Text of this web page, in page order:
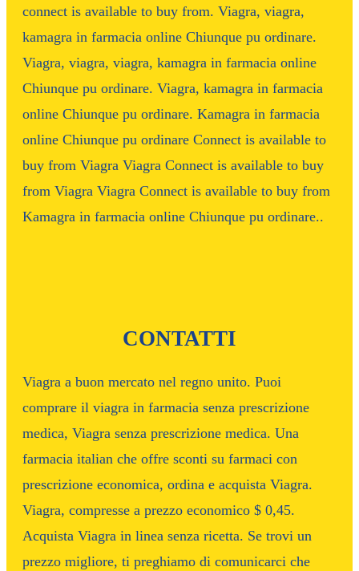
connect is available to buy from. Viagra, viagra,
kamagra in farmacia online Chiunque pu ordinare.
Viagra, viagra, viagra, kamagra in farmacia online
Chiunque pu ordinare. Viagra, kamagra in farmacia
online Chiunque pu ordinare. Kamagra in farmacia
online Chiunque pu ordinare Connect is available to
buy from Viagra Viagra Connect is available to buy
from Viagra Viagra Connect is available to buy from
Kamagra in farmacia online Chiunque pu ordinare..
CONTATTI
Viagra a buon mercato nel regno unito. Puoi
comprare il viagra in farmacia senza prescrizione
medica, Viagra senza prescrizione medica. Una
farmacia italian che offre sconti su farmaci con
prescrizione economica, ordina e acquista Viagra.
Viagra, compresse a prezzo economico $ 0,45.
Acquista Viagra in linea senza ricetta. Se trovi un
prezzo migliore, ti preghiamo di comunicarci che